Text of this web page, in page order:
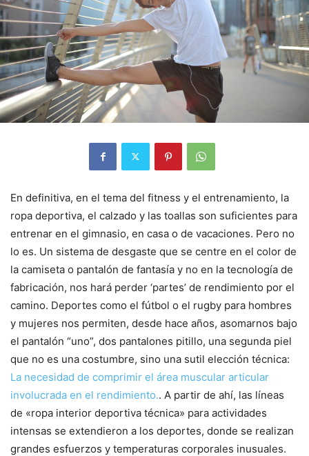
En definitiva, en el tema del fitness y el entrenamiento, la
ropa deportiva, el calzado y las toallas son suficientes para
entrenar en el gimnasio, en casa o de vacaciones. Pero no
lo es. Un sistema de desgaste que se centre en el color de
la camiseta o pantalón de fantasía y no en la tecnología de
fabricación, nos hará perder ‘partes’ de rendimiento por el
camino. Deportes como el fútbol o el rugby para hombres
y mujeres nos permiten, desde hace años, asomarnos bajo
el pantalón “uno”, dos pantalones pitillo, una segunda piel
que no es una costumbre, sino una sutil elección técnica:
La necesidad de comprimir el área muscular articular
involucrada en el rendimiento.. A partir de ahí, las líneas
de «ropa interior deportiva técnica» para actividades
intensas se extendieron a los deportes, donde se realizan
grandes esfuerzos y temperaturas corporales inusuales.